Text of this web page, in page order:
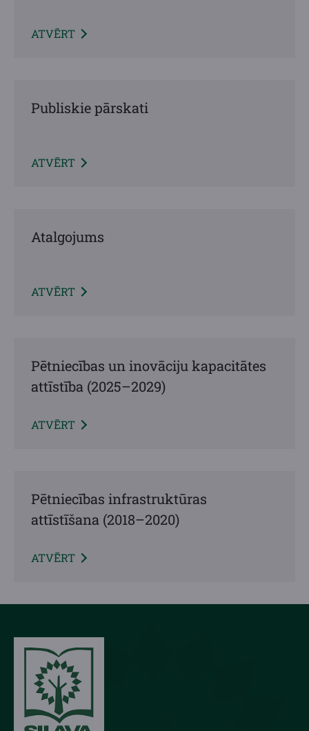
ATVĒRT
Publiskie pārskati
ATVĒRT
Atalgojums
ATVĒRT
Pētniecības un inovāciju kapacitātes
attīstība (2025–2029)
ATVĒRT
Pētniecības infrastruktūras
attīstīšana (2018–2020)
ATVĒRT